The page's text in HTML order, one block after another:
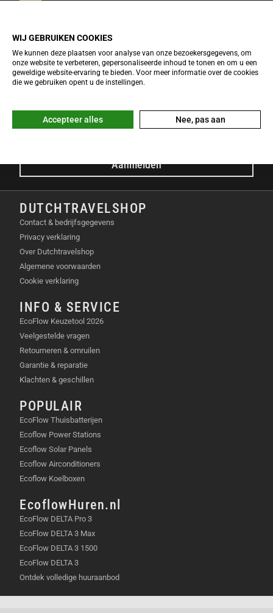
beantwoorden.
NIEUWSBRIEF
Meld je nu gratis aan voor de DTS-Nieuwsbrief en ontvang het
E-mailadres
Aanmelden
DUTCHTRAVELSHOP
Contact & bedrijfsgegevens
Privacy verklaring
Over Dutchtravelshop
Algemene voorwaarden
Cookie verklaring
INFO & SERVICE
EcoFlow Keuzetool 2026
Veelgestelde vragen
Retourneren & omruilen
Garantie & reparatie
Klachten & geschillen
POPULAIR
EcoFlow Thuisbatterijen
Ecoflow Power Stations
Ecoflow Solar Panels
Ecoflow Airconditioners
Ecoflow Koelboxen
EcoflowHuren.nl
EcoFlow DELTA Pro 3
EcoFlow DELTA 3 Max
EcoFlow DELTA 3 1500
EcoFlow DELTA 3
Ontdek volledige huuraanbod
WIJ GEBRUIKEN COOKIES
We kunnen deze plaatsen voor analyse van onze bezoekersgegevens, om
onze website te verbeteren, gepersonaliseerde inhoud te tonen en om u een
geweldige website-ervaring te bieden. Voor meer informatie over de cookies
die we gebruiken opent u de instellingen.
Accepteer alles Nee, pas aan